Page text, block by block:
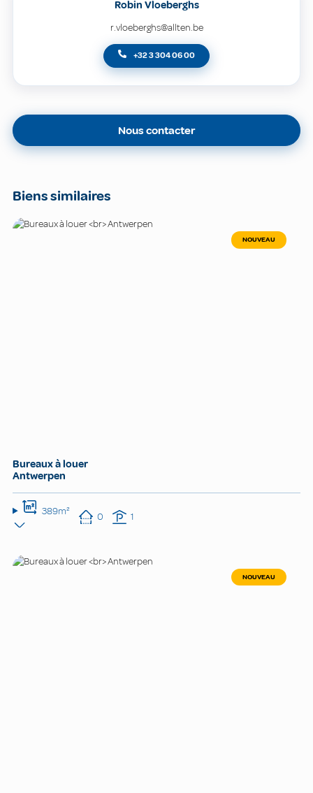
Robin Vloeberghs
r.vloeberghs@allten.be
+32 3 304 06 00
Nous contacter
Biens similaires
NOUVEAU
Bureaux à louer
Antwerpen
389m² 0 1
NOUVEAU